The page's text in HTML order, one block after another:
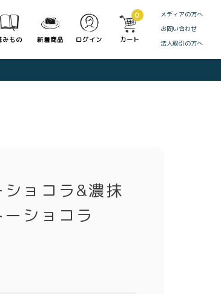
みもの 新着商品 ログイン
0
カート
メディアの方へ
お問い合わせ
法人取引の方へ
CLOSE
ョコラ&濃抹
ショコラ